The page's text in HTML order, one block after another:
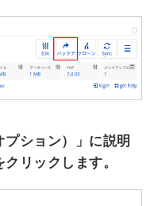
ション）」に説明
リックします。